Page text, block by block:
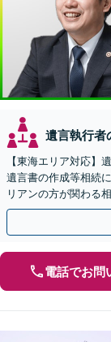
遺言執行者
【東海エリア対応】
遺言書の作成等相続
リアンの方が関わる
決を特に意識してい
電話でお問